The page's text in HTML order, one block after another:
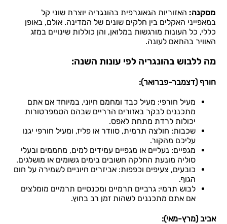
מסקנה: האזוריות הגאוגרפית בהונגריה יוצרת שוני קל
במאפייני האקלים בין חלקים שונים של המדינה. אולם, באופן
כללי, כל העונות מורגשות במלואן, והן כוללות שינויים במזג
האוויר בהתאם לעונה.
מה ללבוש בהונגריה לפי עונות השנה:
חורף (דצמבר-פברואר):
מעיל חורפי: מעיל כבד ומחמם חיוני, במיוחד אם אתם
מתכננים לבקר באזורים הרריים שבהם הטמפרטורות
יכולות לרדת מתחת לאפס.
שכבות: חולצה תרמית, סוודר או פליז, ומעיל חורפי יגנו
עליכם מהקור.
מגפיים: נעליים או מגפיים עמידים למים, מחממים ובעלי
סוליה מונעת החלקה חשובים בימים גשומים או מושלגים.
כובעים, צעיפים וכפפות: אביזרים חיוניים לשמירה על חום
הגוף.
לבוש תרמי: גרביים תרמיים ומכנסיים תרמיים מומלצים
אם אתם מתכננים לשהות זמן רב בחוץ.
אביב (מרץ-מאי):